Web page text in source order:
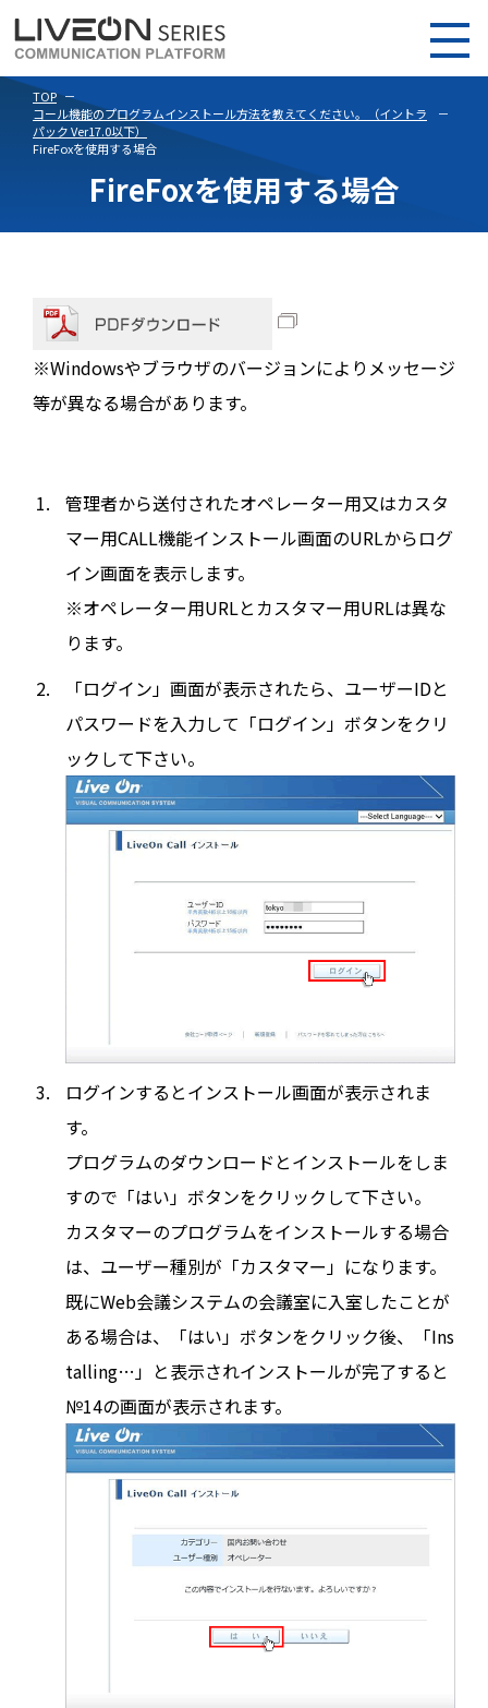
TOP
コール機能のプログラムインストール方法を教えてください。（イントラ
パック Ver17.0以下）
FireFoxを使用する場合
FireFoxを使用する場合
※Windowsやブラウザのバージョンによりメッセージ
等が異なる場合があります。
管理者から送付されたオペレーター用又はカスタ
マー用CALL機能インストール画面のURLからログ
イン画面を表示します。
※オペレーター用URLとカスタマー用URLは異な
ります。
「ログイン」画面が表示されたら、ユーザーIDと
パスワードを入力して「ログイン」ボタンをクリ
ックして下さい。
ログインするとインストール画面が表示されま
す。
プログラムのダウンロードとインストールをしま
すので「はい」ボタンをクリックして下さい。
カスタマーのプログラムをインストールする場合
は、ユーザー種別が「カスタマー」になります。
既にWeb会議システムの会議室に入室したことが
ある場合は、「はい」ボタンをクリック後、「Ins
talling…」と表示されインストールが完了すると
№14の画面が表示されます。